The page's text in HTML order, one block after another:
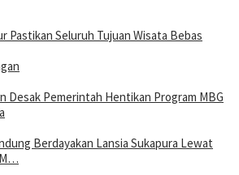
Pastikan Seluruh Tujuan Wisata Bebas
Desak Pemerintah Hentikan Program MBG
Berdayakan Lansia Sukapura Lewat